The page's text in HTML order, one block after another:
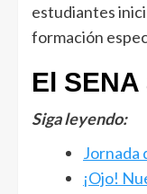
estudiantes
formación
El
Siga leyendo:
Jornada
¡Ojo!